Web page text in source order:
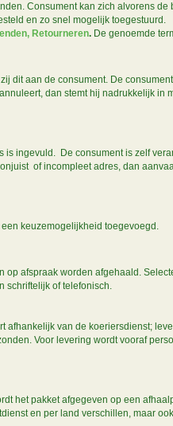
Consument kan zich alvorens
en zo snel mogelijk toegestuurd.
Retourneren. De genoemde
dit aan de consument. De
dan stemt hij nadrukkelijk in
ingevuld. De consument is zelf
of incompleet adres, dan
keuzemogelijkheid toegevoegd.
afspraak worden afgehaald.
schriftelijk of telefonisch.
van de koeriersdienst;
Voor levering wordt vooraf
het pakket afgegeven op een
en per land verschillen, maar